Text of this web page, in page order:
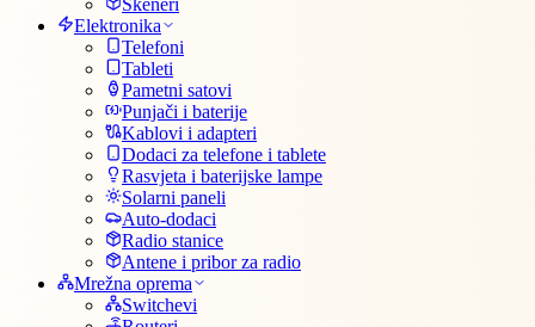
Skeneri
Elektronika
Telefoni
Tableti
Pametni satovi
Punjači i baterije
Kablovi i adapteri
Dodaci za telefone i tablete
Rasvjeta i baterijske lampe
Solarni paneli
Auto-dodaci
Radio stanice
Antene i pribor za radio
Mrežna oprema
Switchevi